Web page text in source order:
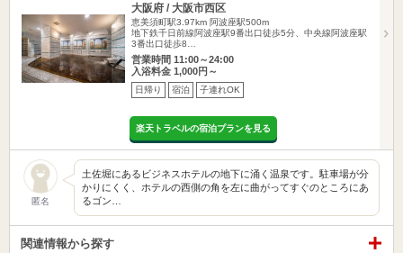
大阪府 / 大阪市西区
恵美須町駅3.97km 阿波座駅500m
地下鉄千日前線阿波座駅9番出口徒歩5分、中央線阿波座駅
3番出口徒歩8…
営業時間 11:00～24:00
入浴料金 1,000円～
日帰り 宿泊 子連れOK
楽天トラベルの宿泊プランを見る
匿名
土佐堀にあるビジネスホテルの地下に涌く温泉です。駐車場が分
かりにくく、ホテルの西側の角を左に曲がってすぐのところにあ
るゴン…
関連情報から探す